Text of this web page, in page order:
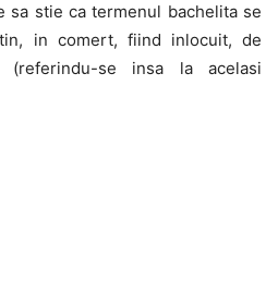
sa stie ca termenul bachelita se
in comert, fiind inlocuit, de
(referindu-se insa la acelasi